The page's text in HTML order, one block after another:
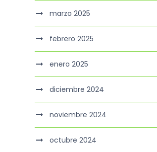
marzo 2025
febrero 2025
enero 2025
diciembre 2024
noviembre 2024
octubre 2024